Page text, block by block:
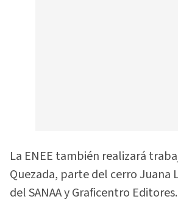
La ENEE también realizará
Quezada, parte del cerro Juana
del SANAA y Graficentro Editores.